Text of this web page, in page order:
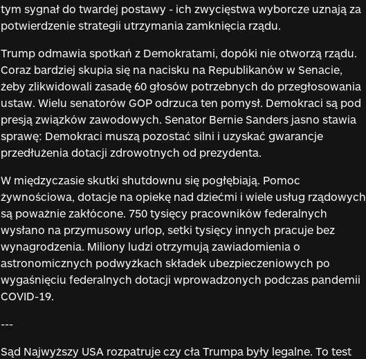
tym sygnał do twardej postawy - ich zwycięstwa wyborcze uznają za
potwierdzenie strategii utrzymania zamknięcia rządu.
Trump odmawia spotkań z Demokratami, dopóki nie otworzą rządu.
Coraz bardziej skupia się na nacisku na Republikanów w Senacie,
żeby zlikwidowali zasadę 60 głosów potrzebnych do przegłosowania
ustaw. Wielu senatorów GOP odrzuca ten pomysł. Demokraci są pod
presją związków zawodowych. Senator Bernie Sanders jasno stawia
sprawę: Demokraci muszą pozostać silni i uzyskać gwarancje
przedłużenia dotacji zdrowotnych od prezydenta.
W międzyczasie skutki shutdownu się pogłębiają. Pomoc
żywnościowa, dotacje na opiekę nad dziećmi i wiele usług rządowych
są poważnie zakłócone. 750 tysięcy pracowników federalnych
wysłano na przymusowy urlop, setki tysięcy innych pracuje bez
wynagrodzenia. Miliony ludzi otrzymują zawiadomienia o
astronomicznych podwyżkach składek ubezpieczeniowych po
wygaśnięciu federalnych dotacji wprowadzonych podczas pandemii
COVID-19.
---
Sąd Najwyższy USA rozpatruje czy cła Trumpa były legalne. To test